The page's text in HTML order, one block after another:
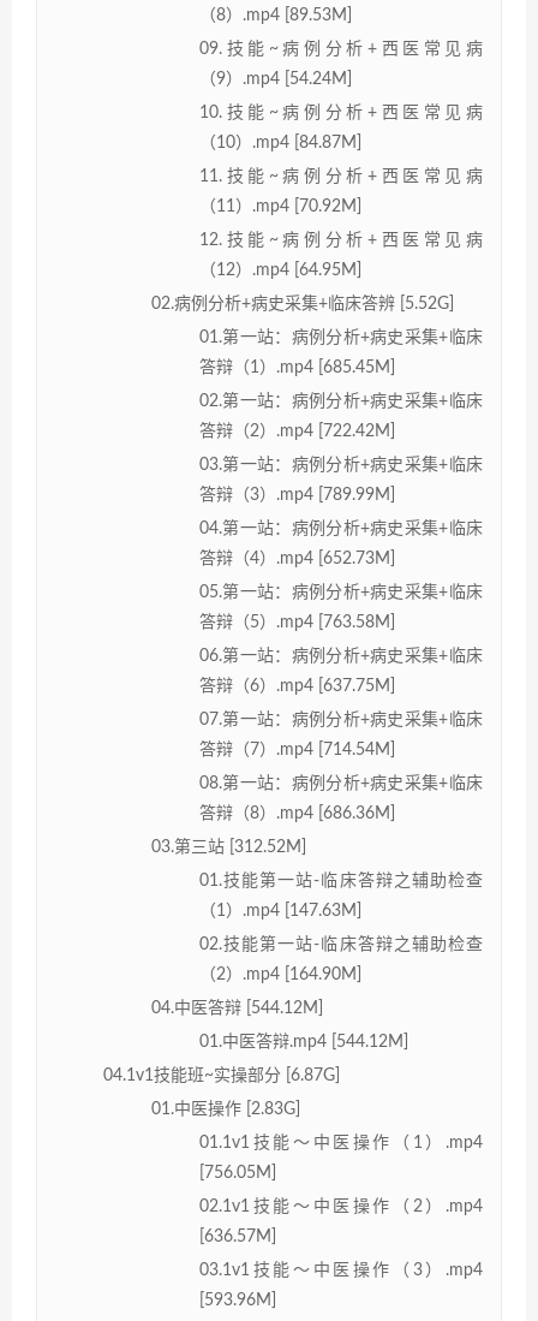
（8）.mp4 [89.53M]
09.技能~病例分析+西医常见病
（9）.mp4 [54.24M]
10.技能~病例分析+西医常见病
（10）.mp4 [84.87M]
11.技能~病例分析+西医常见病
（11）.mp4 [70.92M]
12.技能~病例分析+西医常见病
（12）.mp4 [64.95M]
02.病例分析+病史采集+临床答辨 [5.52G]
01.第一站：病例分析+病史采集+临床
答辩（1）.mp4 [685.45M]
02.第一站：病例分析+病史采集+临床
答辩（2）.mp4 [722.42M]
03.第一站：病例分析+病史采集+临床
答辩（3）.mp4 [789.99M]
04.第一站：病例分析+病史采集+临床
答辩（4）.mp4 [652.73M]
05.第一站：病例分析+病史采集+临床
答辩（5）.mp4 [763.58M]
06.第一站：病例分析+病史采集+临床
答辩（6）.mp4 [637.75M]
07.第一站：病例分析+病史采集+临床
答辩（7）.mp4 [714.54M]
08.第一站：病例分析+病史采集+临床
答辩（8）.mp4 [686.36M]
03.第三站 [312.52M]
01.技能第一站-临床答辩之辅助检查
（1）.mp4 [147.63M]
02.技能第一站-临床答辩之辅助检查
（2）.mp4 [164.90M]
04.中医答辩 [544.12M]
01.中医答辩.mp4 [544.12M]
04.1v1技能班~实操部分 [6.87G]
01.中医操作 [2.83G]
01.1v1技能～中医操作（1）.mp4
[756.05M]
02.1v1技能～中医操作（2）.mp4
[636.57M]
03.1v1技能～中医操作（3）.mp4
[593.96M]